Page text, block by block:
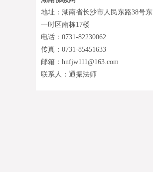
地址：湖南省长沙市人民东路38号东
一时区南栋17楼
电话：0731-82230062
传真：0731-85451633
邮箱：hnfjw111@163.com
联系人：通振法师